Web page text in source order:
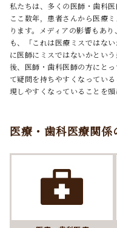
私たちは、多くの医師・歯科
ここ数年，患者さんから医療
ります。メディアの影響もあ
も、「これは医療ミスではな
に医師にミスではないかとい
後、医師・歯科医師の方にと
て疑問を持ちやすくなってい
現しやすくなっていることを頭
医療・歯科医療関